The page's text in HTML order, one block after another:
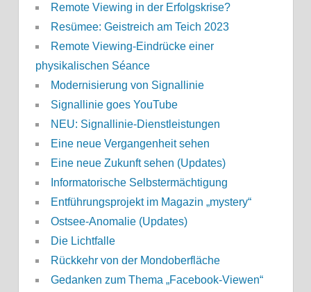
Remote Viewing in der Erfolgskrise?
Resümee: Geistreich am Teich 2023
Remote Viewing-Eindrücke einer
physikalischen Séance
Modernisierung von Signallinie
Signallinie goes YouTube
NEU: Signallinie-Dienstleistungen
Eine neue Vergangenheit sehen
Eine neue Zukunft sehen (Updates)
Informatorische Selbstermächtigung
Entführungsprojekt im Magazin „mystery“
Ostsee-Anomalie (Updates)
Die Lichtfalle
Rückkehr von der Mondoberfläche
Gedanken zum Thema „Facebook-Viewen“